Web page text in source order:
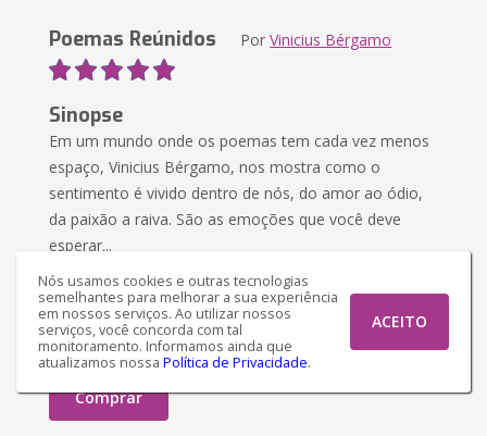
Nós usamos cookies e outras tecnologias
semelhantes para melhorar a sua experiência
em nossos serviços. Ao utilizar nossos
serviços, você concorda com tal
monitoramento. Informamos ainda que
atualizamos nossa Política de Privacidade.
ACEITO
Poemas Reúnidos PorVinicius Bérgamo
Sinopse
Em um mundo onde os poemas tem cada vez menos
espaço, Vinicius Bérgamo, nos mostra como o
sentimento é vivido dentro de nós, do amor ao ódio,
da paixão a raiva. São as emoções que você deve
esperar...
Versão impressa R$ 51,69
Versão Ebook R$ 28,38
Comprar